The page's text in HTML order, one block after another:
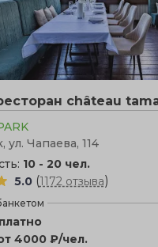
château
ул. Чапаева, 114
10 - 20 чел.
5.0 (1172 отзыва)
4000 ₽/чел.